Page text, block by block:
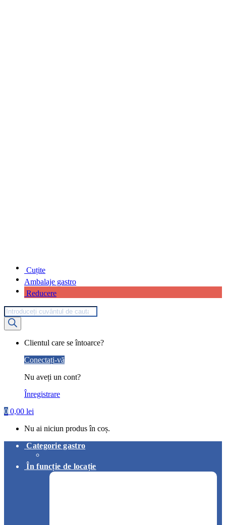
Cuțite
Ambalaje gastro
Reducere
Products
search
Clientul care se întoarce?
Conectați-vă
Nu aveți un cont?
Înregistrare
0 0,00 lei
Nu ai niciun produs în coș.
Categorie gastro
În funcție de locație